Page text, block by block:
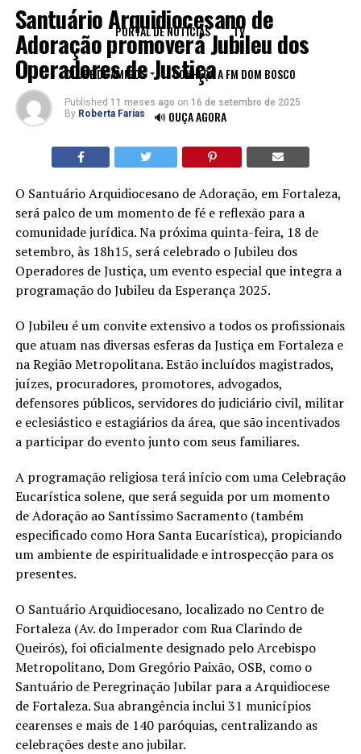
PORTAL DE NOTÍCIAS TV
CLUBE DE AMIGOS CONHEÇA A FM DOM BOSCO
🔊 OUÇA AGORA
Santuário Arquidiocesano de
Adoração promoverá Jubileu dos
Operadores de Justiça
Published 11 meses ago on 16 de setembro de 2025
By Roberta Farias
O Santuário Arquidiocesano de Adoração, em Fortaleza,
será palco de um momento de fé e reflexão para a
comunidade jurídica. Na próxima quinta-feira, 18 de
setembro, às 18h15, será celebrado o Jubileu dos
Operadores de Justiça, um evento especial que integra a
programação do Jubileu da Esperança 2025.
O Jubileu é um convite extensivo a todos os profissionais
que atuam nas diversas esferas da Justiça em Fortaleza e
na Região Metropolitana. Estão incluídos magistrados,
juízes, procuradores, promotores, advogados,
defensores públicos, servidores do judiciário civil, militar
e eclesiástico e estagiários da área, que são incentivados
a participar do evento junto com seus familiares.
A programação religiosa terá início com uma Celebração
Eucarística solene, que será seguida por um momento
de Adoração ao Santíssimo Sacramento (também
especificado como Hora Santa Eucarística), propiciando
um ambiente de espiritualidade e introspecção para os
presentes.
O Santuário Arquidiocesano, localizado no Centro de
Fortaleza (Av. do Imperador com Rua Clarindo de
Queirós), foi oficialmente designado pelo Arcebispo
Metropolitano, Dom Gregório Paixão, OSB, como o
Santuário de Peregrinação Jubilar para a Arquidiocese
de Fortaleza. Sua abrangência inclui 31 municípios
cearenses e mais de 140 paróquias, centralizando as
celebrações deste ano jubilar.